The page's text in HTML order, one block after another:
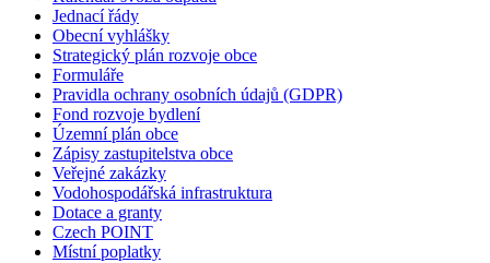
Jednací řády
Obecní vyhlášky
Strategický plán rozvoje obce
Formuláře
Pravidla ochrany osobních údajů (GDPR)
Fond rozvoje bydlení
Územní plán obce
Zápisy zastupitelstva obce
Veřejné zakázky
Vodohospodářská infrastruktura
Dotace a granty
Czech POINT
Místní poplatky